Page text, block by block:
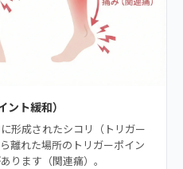
ト緩和）
形成されたシコリ（トリガー
離れた場所のトリガーポイン
ります（関連痛）。